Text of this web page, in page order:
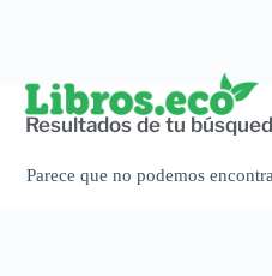
Resultados de tu
Parece que no podemos